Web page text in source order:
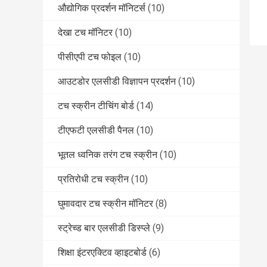
औद्योगिक प्रदर्शन मॉनिटर्स (10)
देखा टच मॉनिटर (10)
पीसीएपी टच फोइल (10)
आउटडोर एलसीडी विज्ञापन प्रदर्शन (10)
टच स्क्रीन टीचिंग बोर्ड (14)
टीएफटी एलसीडी पैनल (10)
भूतल ध्वनिक तरंग टच स्क्रीन (10)
प्रतिरोधी टच स्क्रीन (10)
घुमावदार टच स्क्रीन मॉनिटर (8)
स्ट्रेच्ड बार एलसीडी डिस्प्ले (9)
शिक्षा इंटरएक्टिव व्हाइटबोर्ड (6)